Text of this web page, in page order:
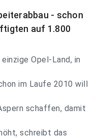
- schon
auf 1.800
Opel-Land, in
im Laufe 2010 will
schaffen, damit
schreibt das